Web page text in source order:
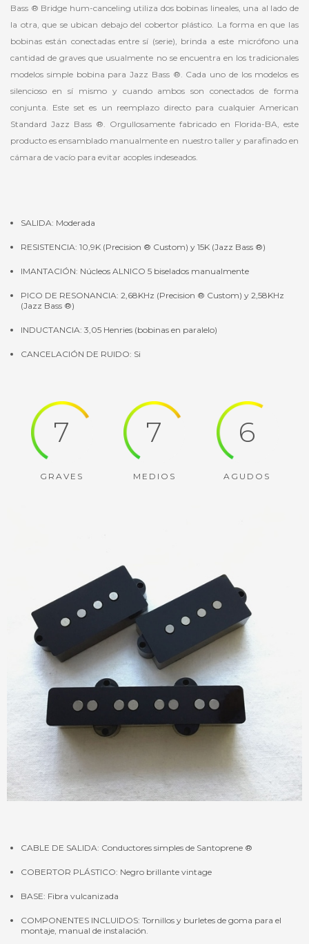
Bass ® Bridge hum-canceling utiliza dos bobinas lineales, una al lado de
la otra, que se ubican debajo del cobertor plástico. La forma en que las
bobinas están conectadas entre sí (serie), brinda a este micrófono una
cantidad de graves que usualmente no se encuentra en los tradicionales
modelos simple bobina para Jazz Bass ®. Cada uno de los modelos es
silencioso en sí mismo y cuando ambos son conectados de forma
conjunta. Este set es un reemplazo directo para cualquier American
Standard Jazz Bass ®. Orgullosamente fabricado en Florida-BA, este
producto es ensamblado manualmente en nuestro taller y parafinado en
cámara de vacío para evitar acoples indeseados.
SALIDA: Moderada
RESISTENCIA: 10,9K (Precision ® Custom) y 15K (Jazz Bass ®)
IMANTACIÓN: Núcleos ALNICO 5 biselados manualmente
PICO DE RESONANCIA: 2,68KHz (Precision ® Custom) y 2,58KHz
(Jazz Bass ®)
INDUCTANCIA: 3,05 Henries (bobinas en paralelo)
CANCELACIÓN DE RUIDO: Si
7
GRAVES
7
MEDIOS
6
AGUDOS
CABLE DE SALIDA: Conductores simples de Santoprene ®
COBERTOR PLÁSTICO: Negro brillante vintage
BASE: Fibra vulcanizada
COMPONENTES INCLUIDOS: Tornillos y burletes de goma para el
montaje, manual de instalación.